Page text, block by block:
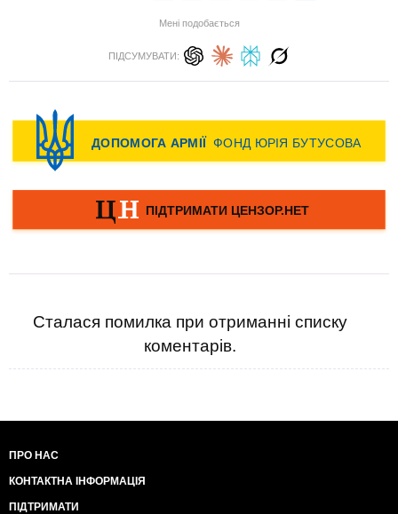
Мені подобається
ПІДСУМУВАТИ:
Сталася помилка при отриманні списку
коментарів.
ПРО НАС
КОНТАКТНА ІНФОРМАЦІЯ
ПІДТРИМАТИ